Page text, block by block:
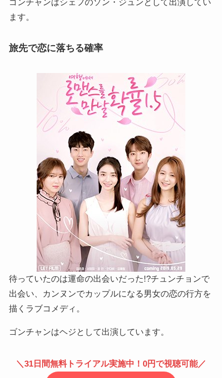
ゴンチャンはシェフのソン・ジュンとして出演してい
ます。
旅先で恋に落ちる確率
待っていたのは運命の出会いだった!?チュンチョンで
出会い、カンヌンでカップルになる男女の恋の行方を
描くラブコメディ。
ゴンチャンはヘジとして出演しています。
＼31日間無料トライアル実施中！0円で視聴可能／